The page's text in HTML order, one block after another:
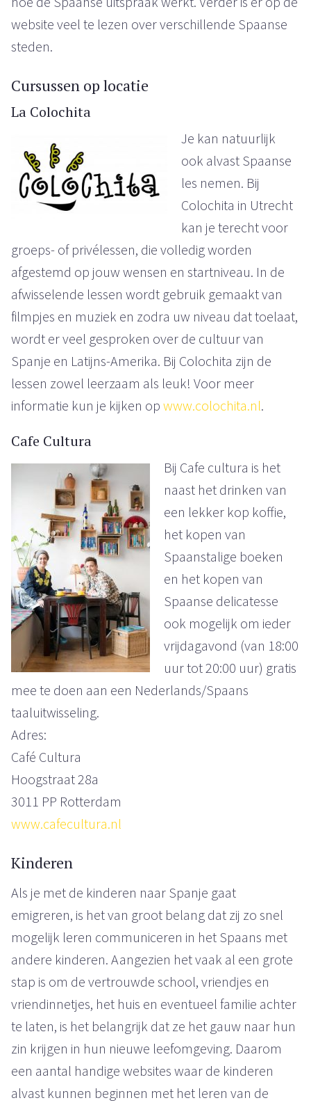
website veel te lezen over verschillende Spaanse
steden.
Cursussen op locatie
La Colochita
Je kan natuurlijk
ook alvast Spaanse
les nemen. Bij
Colochita in Utrecht
kan je terecht voor
groeps- of privélessen, die volledig worden
afgestemd op jouw wensen en startniveau. In de
afwisselende lessen wordt gebruik gemaakt van
filmpjes en muziek en zodra uw niveau dat toelaat,
wordt er veel gesproken over de cultuur van
Spanje en Latijns-Amerika. Bij Colochita zijn de
lessen zowel leerzaam als leuk! Voor meer
informatie kun je kijken op www.colochita.nl.
Cafe Cultura
Bij Cafe cultura is het
naast het drinken van
een lekker kop koffie,
het kopen van
Spaanstalige boeken
en het kopen van
Spaanse delicatesse
ook mogelijk om ieder
vrijdagavond (van 18:00
uur tot 20:00 uur) gratis
mee te doen aan een Nederlands/Spaans
taaluitwisseling.
Adres:
Café Cultura
Hoogstraat 28a
3011 PP Rotterdam
www.cafecultura.nl
Kinderen
Als je met de kinderen naar Spanje gaat
emigreren, is het van groot belang dat zij zo snel
mogelijk leren communiceren in het Spaans met
andere kinderen. Aangezien het vaak al een grote
stap is om de vertrouwde school, vriendjes en
vriendinnetjes, het huis en eventueel familie achter
te laten, is het belangrijk dat ze het gauw naar hun
zin krijgen in hun nieuwe leefomgeving. Daarom
een aantal handige websites waar de kinderen
alvast kunnen beginnen met het leren van de